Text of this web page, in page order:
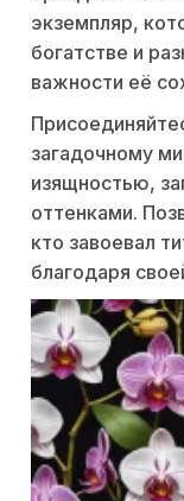
экземпляр,
богатстве и
важности её
загадочному
изящностью,
оттенками.
кто завоевал
благодаря